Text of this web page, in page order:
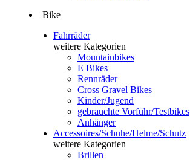
Bike
Fahrräder
weitere Kategorien
Mountainbikes
E Bikes
Rennräder
Cross Gravel Bikes
Kinder/Jugend
gebrauchte Vorführ/Testbikes
Anhänger
Accessoires/Schuhe/Helme/Schutz
weitere Kategorien
Brillen